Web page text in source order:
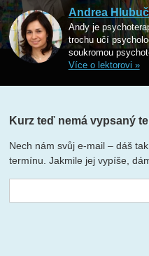
Andrea
Andy je
trochu učí
soukromou
Více o lektorovi »
Kurz teď nemá vypsaný
Nech nám svůj e-mail – dáš
termínu. Jakmile jej vypíše,